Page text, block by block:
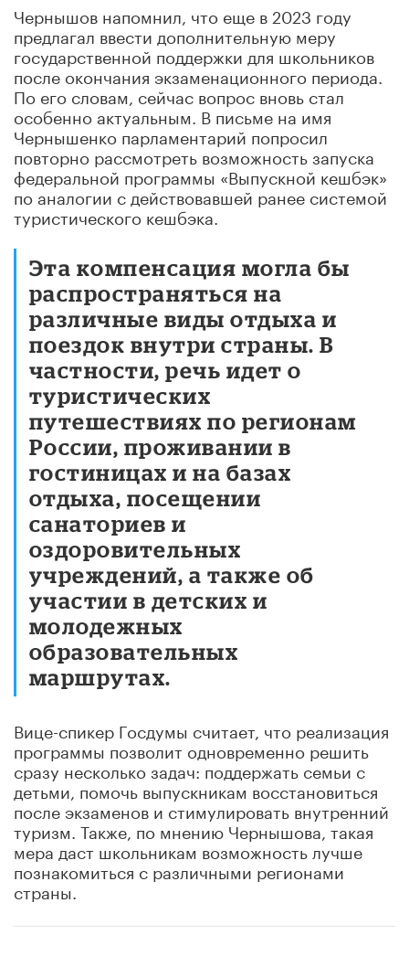
Чернышов напомнил, что еще в 2023 году
предлагал ввести дополнительную меру
государственной поддержки для школьников
после окончания экзаменационного периода.
По его словам, сейчас вопрос вновь стал
особенно актуальным. В письме на имя
Чернышенко парламентарий попросил
повторно рассмотреть возможность запуска
федеральной программы «Выпускной кешбэк»
по аналогии с действовавшей ранее системой
туристического кешбэка.
Эта компенсация могла бы
распространяться на
различные виды отдыха и
поездок внутри страны. В
частности, речь идет о
туристических
путешествиях по регионам
России, проживании в
гостиницах и на базах
отдыха, посещении
санаториев и
оздоровительных
учреждений, а также об
участии в детских и
молодежных
образовательных
маршрутах.
Вице-спикер Госдумы считает, что реализация
программы позволит одновременно решить
сразу несколько задач: поддержать семьи с
детьми, помочь выпускникам восстановиться
после экзаменов и стимулировать внутренний
туризм. Также, по мнению Чернышова, такая
мера даст школьникам возможность лучше
познакомиться с различными регионами
страны.